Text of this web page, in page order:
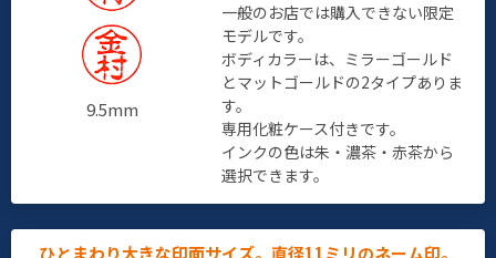
9.5mm
一般のお店では購入できない限定
モデルです。
ボディカラーは、ミラーゴールド
とマットゴールドの2タイプありま
す。
専用化粧ケース付きです。
インクの色は朱・濃茶・赤茶から
選択できます。
ひとまわり大きな印面サイズ。直径11ミリのネーム印。